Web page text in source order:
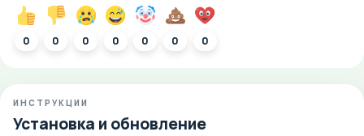
0 0 0 0 0 0 0
ИНСТРУКЦИИ
Установка и обновление